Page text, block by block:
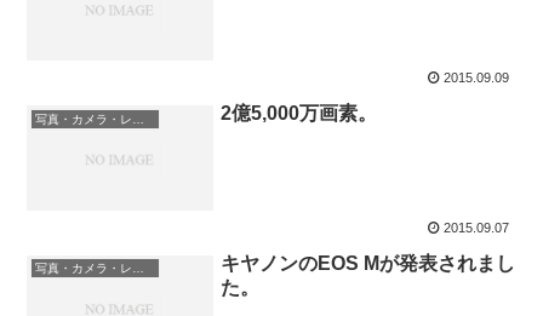
2015.09.09
2億5,000万画素。
2015.09.07
写真・カメラ・レンズ
キヤノンのEOS Mが発表されまし
た。